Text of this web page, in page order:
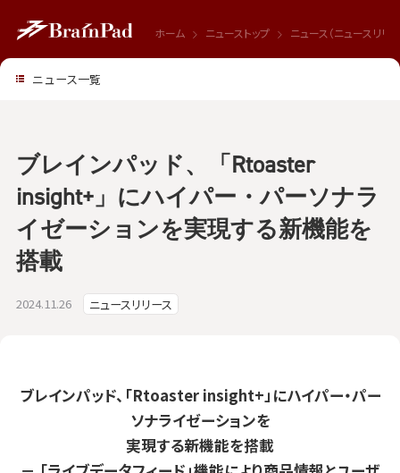
ホーム ニューストップ ニュース（ニュースリリー
2024.11.26 ニュースリリース
ブレインパッド、「Rtoaster
insight+」にハイパー・パーソナラ
イゼーションを実現する新機能を
搭載
ブレインパッド、「Rtoaster insight+」にハイパー・パー
ソナライゼーションを
実現する新機能を搭載
ニュース一覧